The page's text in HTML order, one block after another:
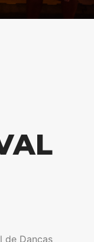
de Danças